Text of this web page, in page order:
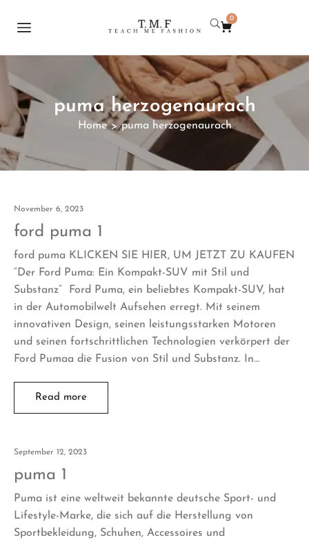
0
puma herzogenaurach
Home > puma herzogenaurach
November 6, 2023
ford puma 1
ford puma KLICKEN SIE HIER, UM JETZT ZU KAUFEN
“Der Ford Puma: Ein Kompakt-SUV mit Stil und
Substanz” Ford Puma, ein beliebtes Kompakt-SUV, hat
in der Automobilwelt Aufsehen erregt. Mit seinem
innovativen Design, seinen leistungsstarken Motoren
und seinen fortschrittlichen Technologien verkörpert der
Ford Pumaa die Fusion von Stil und Substanz. In…
Read more
September 12, 2023
puma 1
Puma ist eine weltweit bekannte deutsche Sport- und
Lifestyle-Marke, die sich auf die Herstellung von
Sportbekleidung, Schuhen, Accessoires und